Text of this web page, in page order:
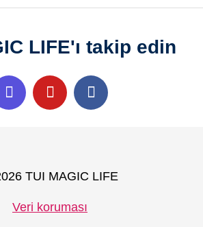
LIFE'ı takip edin
TUI MAGIC LIFE
Veri koruması